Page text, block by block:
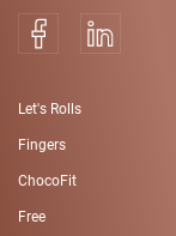
Let's Rolls
Fingers
ChocoFit
Free